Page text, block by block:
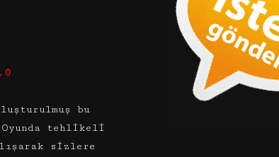
bu
tehlikeli
sizlere